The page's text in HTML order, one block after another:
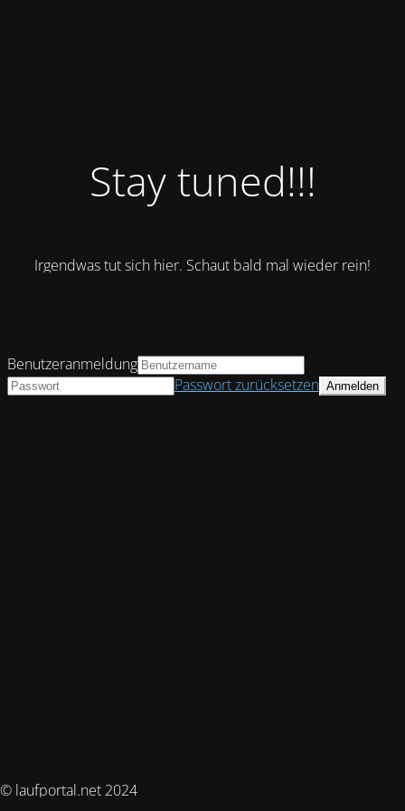
Stay tuned!!!
Irgendwas tut sich hier. Schaut bald mal wieder rein!
© laufportal.net 2024
Benutzeranmeldung
Passwort zurücksetzen